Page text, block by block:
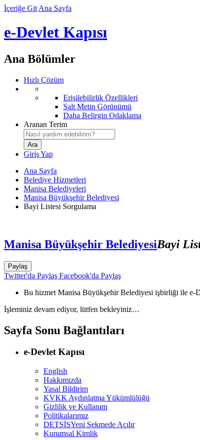
İçeriğe Git Ana Sayfa
e-Devlet Kapısı
Ana Bölümler
Hızlı Çözüm
Erişilebilirlik Özellikleri
Salt Metin Görünümü
Daha Belirgin Odaklama
Aranan Terim
Giriş Yap
Ana Sayfa
Belediye Hizmetleri
Manisa Belediyeleri
Manisa Büyükşehir Belediyesi
Bayi Listesi Sorgulama
Manisa Büyükşehir BelediyesiBayi
Paylaş
Twitter'da Paylaş Facebook'da Paylaş
Bu hizmet Manisa Büyükşehir Belediyesi işbirliği ile e-
İşleminiz devam ediyor, lütfen bekleyiniz…
Sayfa Sonu Bağlantıları
e-Devlet Kapısı
English
Hakkımızda
Yasal Bildirim
KVKK Aydınlatma Yükümlülüğü
Gizlilik ve Kullanım
Politikalarımız
DETSİSYeni Sekmede Açılır
Kurumsal Kimlik